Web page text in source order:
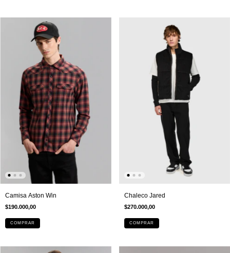
Camisa Aston Win
$190.000,00
COMPRAR
Chaleco Jared
$270.000,00
COMPRAR